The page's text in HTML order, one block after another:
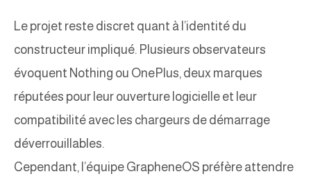
Le projet reste discret quant à l’identité du
constructeur impliqué. Plusieurs observateurs
évoquent Nothing ou OnePlus, deux marques
réputées pour leur ouverture logicielle et leur
compatibilité avec les chargeurs de démarrage
déverrouillables.
Cependant, l’équipe GrapheneOS préfère attendre